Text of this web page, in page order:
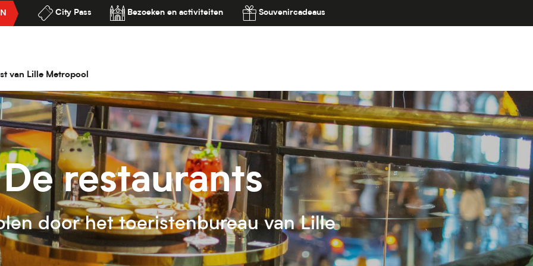
City Pass Bezoeken en activiteiten Souvenircadeaus
van Lille Metropool
De restaurants
door het toeristenbureau van Lille